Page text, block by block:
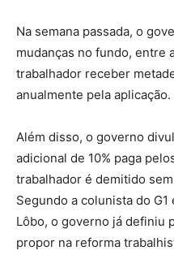
Na semana passada, o
mudanças no fundo, entre
trabalhador receber
anualmente pela aplicação.
Além disso, o governo
adicional de 10% paga
trabalhador é demitido
Segundo a colunista do
Lôbo, o governo já definiu
propor na reforma